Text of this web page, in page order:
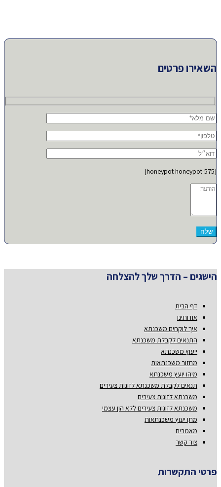
השאירו פרטים
[honeypot honeypot-575]
הישגים – הדרך שלך להצלחה
דף הבית
אודותינו
איך לוקחים משכנתא
התנאים לקבלת משכנתא
ייעוץ משכנתא
מחזור משכנתאות
מיהו יועץ משכנתא
תנאים לקבלת משכנתא לזוגות צעירים
משכנתא לזוגות צעירים
משכנתא לזוגות צעירים ללא הון עצמי
מתן יעוץ משכנתאות
מאמרים
צור קשר
פרטי התקשרות